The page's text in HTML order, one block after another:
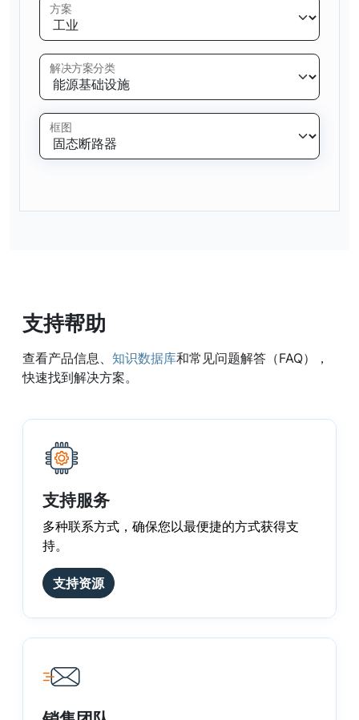
方案
解决方案分类
框图
支持帮助
查看产品信息、 知识数据库和常见问题解答（FAQ），
快速找到解决方案。
支持服务
多种联系方式，确保您以最便捷的方式获得支
持。
支持资源